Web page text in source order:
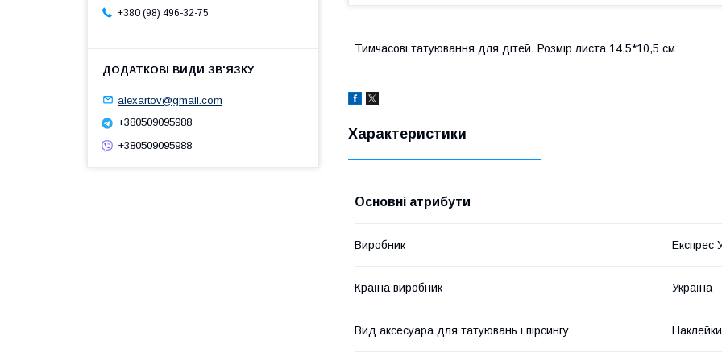
Тимчасові татуювання для дітей. Розмір листа 14,5*10,5 см
Характеристики
Основні атрибути
Виробник Експрес
Країна виробник Україна
Вид аксесуара для татуювань і пірсингу
+380 (98) 496-32-75
alexartov@gmail.com
+380509095988
+380509095988